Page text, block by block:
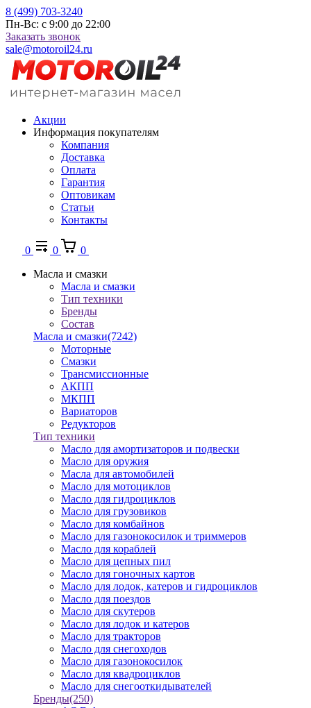
8 (499) 703-3240
Пн-Вс: с 9:00 до 22:00
Заказать звонок
sale@motoroil24.ru
Акции
Информация покупателям
Компания
Доставка
Оплата
Гарантия
Оптовикам
Статьи
Контакты
0 0
0
Масла и смазки
Масла и смазки
Тип техники
Бренды
Состав
Масла и смазки(7242)
Моторные
Смазки
Трансмиссионные
АКПП
МКПП
Вариаторов
Редукторов
Тип техники
Масло для амортизаторов и подвески
Масло для оружия
Масла для автомобилей
Масло для мотоциклов
Масло для гидроциклов
Масло для грузовиков
Масло для комбайнов
Масло для газонокосилок и триммеров
Масло для кораблей
Масло для цепных пил
Масло для гоночных картов
Масло для лодок, катеров и гидроциклов
Масло для поездов
Масло для скутеров
Масло для лодок и катеров
Масло для тракторов
Масло для снегоходов
Масло для газонокосилок
Масло для квадроциклов
Масло для снегооткидывателей
Бренды(250)